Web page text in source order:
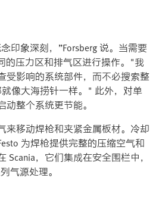
印象深刻，”Forsberg 说。当需要
的压力区和排气区进行操作。"我
受影响的系统部件，而不必搜索整
像大海捞针一样。" 此外，对单
整个系统更节能。
来移动焊枪和夹紧金属板材。冷却
为焊枪提供完整的压缩空气和
Scania，它们集成在安全围栏中，
气源处理。